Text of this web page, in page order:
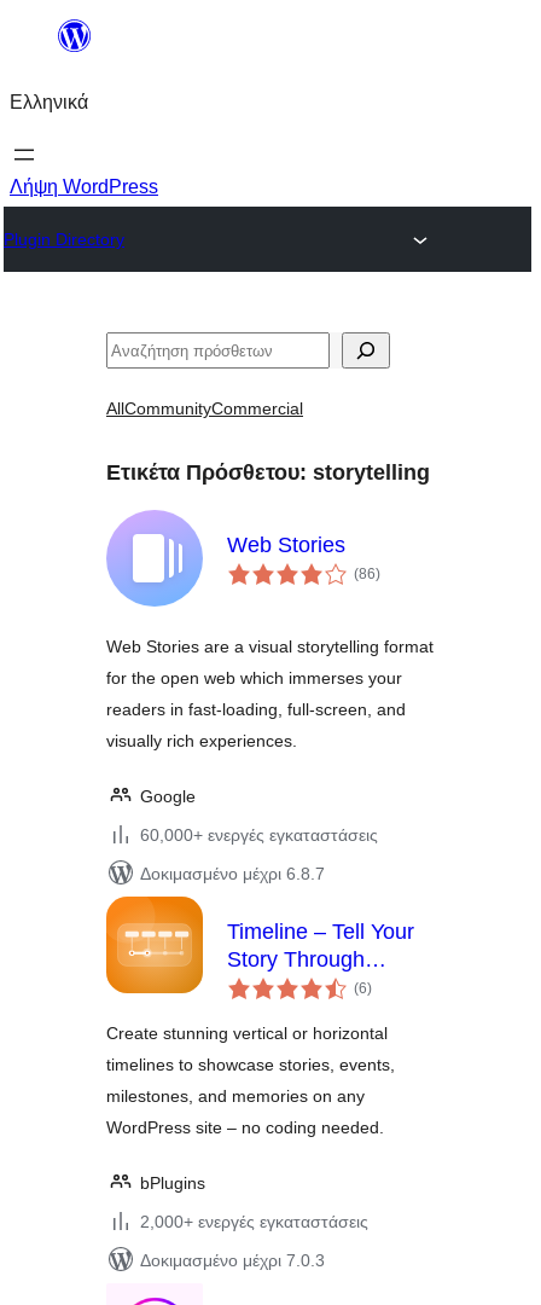
Μετάβαση
περιεχόμενο
Ελληνικά
Λήψη WordPress
Plugin Directory
Αναζήτηση
AllCommunityCommercial
Ετικέτα Πρόσθετου: storytelling
Web Stories
(86αξιολογήσεις
σύνολο
)
Web Stories are a visual storytelling format
for the open web which immerses your
readers in fast-loading, full-screen, and
visually rich experiences.
Google
60,000+ ενεργές εγκαταστάσεις
Δοκιμασμένο μέχρι 6.8.7
Timeline – Tell Your
Story Through
Events and
(6αξιολογήσεις
σύνολο
)
Create stunning vertical or horizontal
timelines to showcase stories, events,
milestones, and memories on any
WordPress site – no coding needed.
bPlugins
2,000+ ενεργές εγκαταστάσεις
Δοκιμασμένο μέχρι 7.0.3